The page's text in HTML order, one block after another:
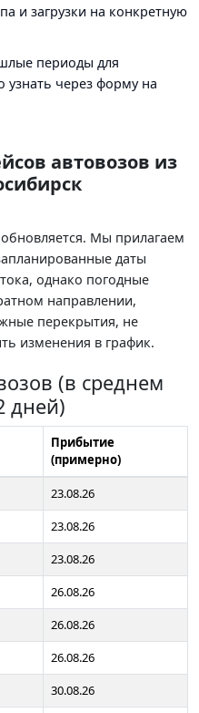
и загрузки на конкретную
периоды для
узнать через форму на
автовозов из
Мы прилагаем
даты
однако погодные
направлении,
перекрытия, не
изменения в график.
(в среднем
дней)
Прибытие
(примерно)
23.08.26
23.08.26
23.08.26
26.08.26
26.08.26
26.08.26
30.08.26